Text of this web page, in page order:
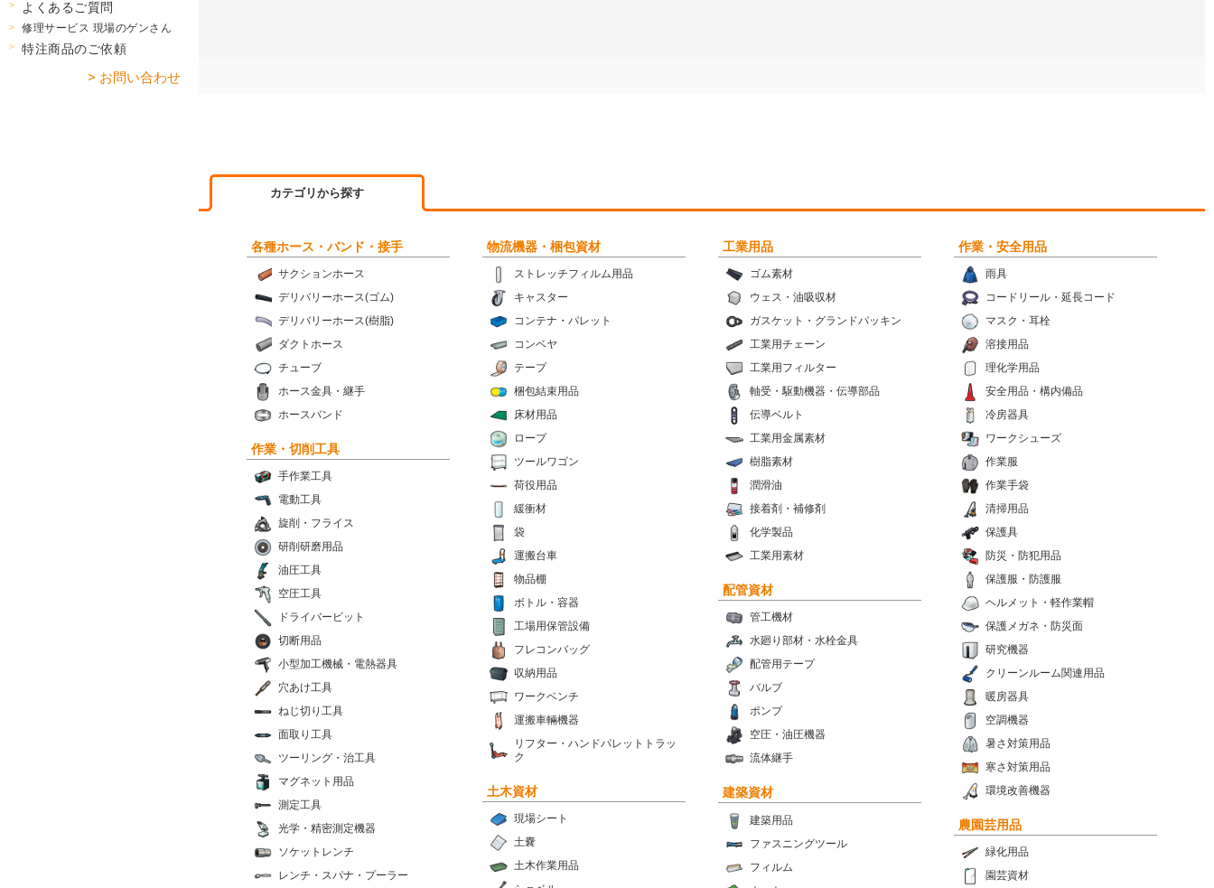
カテゴリから探す
各種ホース・バンド・接手
サクションホース
デリバリーホース(ゴム)
デリバリーホース(樹脂)
ダクトホース
チューブ
ホース金具・継手
ホースバンド
物流機器・梱包資材
ストレッチフィルム用品
キャスター
コンテナ・パレット
コンベヤ
テープ
梱包結束用品
床材用品
ロープ
ツールワゴン
荷役用品
緩衝材
袋
運搬台車
物品棚
ボトル・容器
工場用保管設備
フレコンバッグ
収納用品
ワークベンチ
運搬車輛機器
リフター・ハンドパレットトラッ
ク
工業用品
ゴム素材
ウェス・油吸収材
ガスケット・グランドパッキン
工業用チェーン
工業用フィルター
軸受・駆動機器・伝導部品
伝導ベルト
工業用金属素材
樹脂素材
潤滑油
接着剤・補修剤
化学製品
工業用素材
作業・安全用品
雨具
コードリール・延長コード
マスク・耳栓
溶接用品
理化学用品
安全用品・構内備品
冷房器具
ワークシューズ
作業服
作業手袋
清掃用品
保護具
防災・防犯用品
保護服・防護服
ヘルメット・軽作業帽
保護メガネ・防災面
研究機器
クリーンルーム関連用品
暖房器具
空調機器
暑さ対策用品
寒さ対策用品
環境改善機器
作業・切削工具
手作業工具
電動工具
旋削・フライス
研削研磨用品
油圧工具
空圧工具
ドライバービット
切断用品
小型加工機械・電熱器具
穴あけ工具
ねじ切り工具
面取り工具
ツーリング・治工具
マグネット用品
測定工具
光学・精密測定機器
ソケットレンチ
レンチ・スパナ・プーラー
配管資材
管工機材
水廻り部材・水栓金具
配管用テープ
バルブ
ポンプ
空圧・油圧機器
流体継手
土木資材
現場シート
土嚢
土木作業用品
建築資材
建築用品
ファスニングツール
フィルム
農園芸用品
緑化用品
園芸資材
よくあるご質問
修理サービス 現場のゲンさん
特注商品のご依頼
> お問い合わせ